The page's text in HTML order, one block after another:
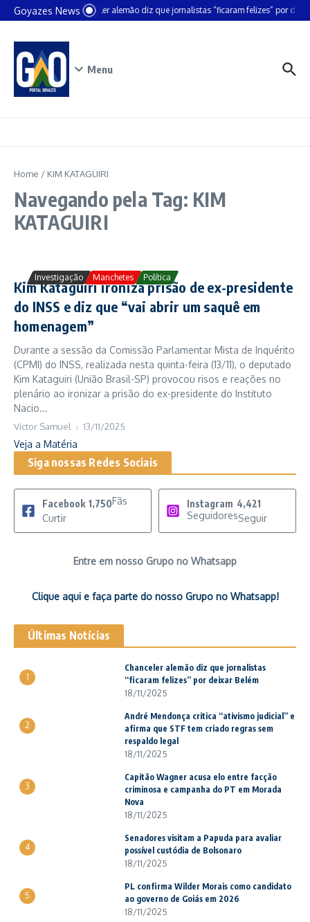
Ir para o conteúdo
Goyazes NewsChanceler alemão diz que jornalistas “ficaram felizes” por
Menu
Home / KIM KATAGUIRI
Navegando pela Tag: KIM
KATAGUIRI
Investigação Manchetes Política
Kim Kataguiri ironiza prisão de ex-presidente
do INSS e diz que “vai abrir um saquê em
homenagem”
Durante a sessão da Comissão Parlamentar Mista de Inquérito
(CPMI) do INSS, realizada nesta quinta-feira (13/11), o deputado
Kim Kataguiri (União Brasil-SP) provocou risos e reações no
plenário ao ironizar a prisão do ex-presidente do Instituto
Nacio...
Victor Samuel 13/11/2025
Veja a Matéria
Siga nossas Redes Sociais
Facebook 1,750Fãs
Curtir
Instagram 4,421
SeguidoresSeguir
Entre em nosso Grupo no Whatsapp
Clique aqui e faça parte do nosso Grupo no Whatsapp!
Últimas Notícias
1
Chanceler alemão diz que jornalistas
“ficaram felizes” por deixar Belém
18/11/2025
2
André Mendonça critica “ativismo judicial” e
afirma que STF tem criado regras sem
respaldo legal
18/11/2025
3
Capitão Wagner acusa elo entre facção
criminosa e campanha do PT em Morada
Nova
18/11/2025
4
Senadores visitam a Papuda para avaliar
possível custódia de Bolsonaro
18/11/2025
5
PL confirma Wilder Morais como candidato
ao governo de Goiás em 2026
18/11/2025